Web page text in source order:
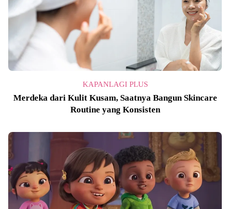
KAPANLAGI PLUS
Merdeka dari Kulit Kusam, Saatnya Bangun Skincare
Routine yang Konsisten